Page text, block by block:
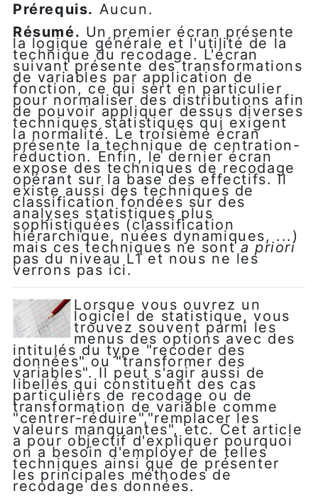
Prérequis. Aucun.
Résumé. Un premier écran présente
la logique générale et l'utilité de la
technique du recodage. L'écran
suivant présente des transformations
de variables par application de
fonction, ce qui sert en particulier
pour normaliser des distributions afin
de pouvoir appliquer dessus diverses
techniques statistiques qui exigent
la normalité. Le troisième écran
présente la technique de centration-
réduction. Enfin, le dernier écran
expose des techniques de recodage
opérant sur la base des effectifs. Il
existe aussi des techniques de
classification fondées sur des
analyses statistiques plus
sophistiquées (classification
hiérarchique, nuées dynamiques, ...)
mais ces techniques ne sont a priori
pas du niveau L1 et nous ne les
verrons pas ici.
Lorsque vous ouvrez un
logiciel de statistique, vous
trouvez souvent parmi les
menus des options avec des
intitulés du type "recoder des
données" ou "transformer des
variables". Il peut s'agir aussi de
libellés qui constituent des cas
particuliers de recodage ou de
transformation de variable comme
"centrer-réduire","remplacer les
valeurs manquantes", etc. Cet article
a pour objectif d'expliquer pourquoi
on a besoin d'employer de telles
techniques ainsi que de présenter
les principales méthodes de
recodage des données.